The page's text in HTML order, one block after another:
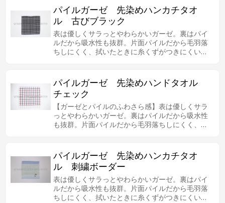
す。
パイルガーゼ 先染めハンカチタオ
ル 古びブラック
表は優しくサラっとやわらかいガーゼ。裏はパイ
ルだから吸水性も抜群。片面パイルだから毛羽落
ちしにくく、拭いたときに糸くずがつきにくいの
す。
パイルガーゼ 先染めハンドタオル
チェック
【ガーゼとパイルのふわさら感】表は優しくサラ
っとやわらかいガーゼ。裏はパイルだから吸水性
も抜群。片面パイルだから毛羽落ちしにくく、拭
プルなチェック柄も人気があります。
パイルガーゼ 先染めハンカチタオ
ル 刺繍ボーダー
表は優しくサラっとやわらかいガーゼ。裏はパイ
ルだから吸水性も抜群。片面パイルだから毛羽落
ちしにくく、拭いたときに糸くずがつきにくいの